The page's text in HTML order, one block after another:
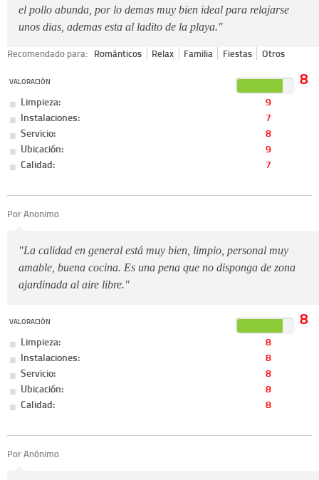
el pollo abunda, por lo demas muy bien ideal para relajarse
unos dias, ademas esta al ladito de la playa."
Recomendado para: Románticos Relax Familia Fiestas Otros
VALORACIÓN 8
Limpieza:
9
Instalaciones:
7
Servicio:
8
Ubicación:
9
Calidad:
7
Por Anonimo
"La calidad en general está muy bien, limpio, personal muy
amable, buena cocina. Es una pena que no disponga de zona
ajardinada al aire libre."
VALORACIÓN 8
Limpieza:
8
Instalaciones:
8
Servicio:
8
Ubicación:
8
Calidad:
8
Por Anónimo